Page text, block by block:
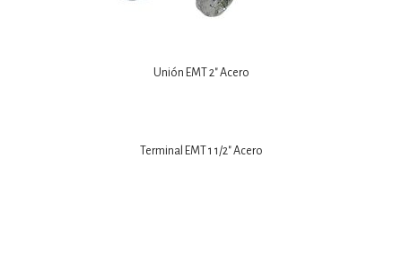
Unión EMT 2″ Acero
Terminal EMT 1 1/2″ Acero